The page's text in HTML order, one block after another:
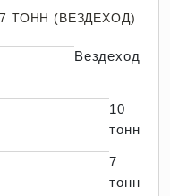
ТОНН (ВЕЗДЕХОД)
Вездеход
10
тонн
7
тонн